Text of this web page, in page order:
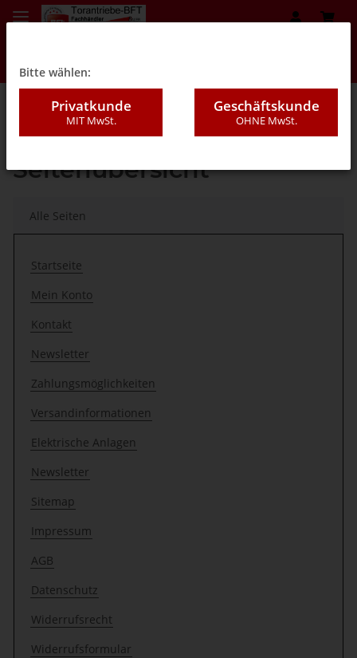
Startseite
Seitenübersicht
Alle Seiten
Startseite
Mein Konto
Kontakt
Newsletter
Zahlungsmöglichkeiten
Versandinformationen
Elektrische Anlagen
Newsletter
Sitemap
Impressum
AGB
Datenschutz
Widerrufsrecht
Widerrufsformular
Bitte wählen:
Privatkunde
MIT MwSt.
Geschäftskunde
OHNE MwSt.